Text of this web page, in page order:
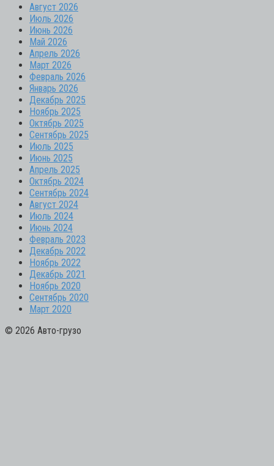
Август 2026
Июль 2026
Июнь 2026
Май 2026
Апрель 2026
Март 2026
Февраль 2026
Январь 2026
Декабрь 2025
Ноябрь 2025
Октябрь 2025
Сентябрь 2025
Июль 2025
Июнь 2025
Апрель 2025
Октябрь 2024
Сентябрь 2024
Август 2024
Июль 2024
Июнь 2024
Февраль 2023
Декабрь 2022
Ноябрь 2022
Декабрь 2021
Ноябрь 2020
Сентябрь 2020
Март 2020
© 2026 Авто-грузо